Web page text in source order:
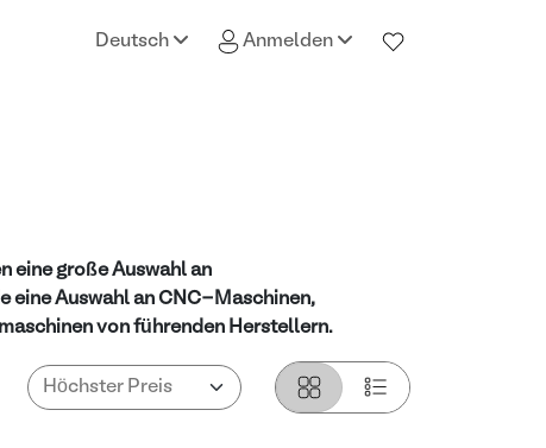
Deutsch Anmelden
eine große Auswahl an
eine Auswahl an CNC-Maschinen,
von führenden Herstellern.